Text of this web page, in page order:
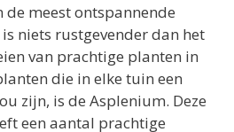
de meest ontspannende
is niets rustgevender dan het
van prachtige planten in
die in elke tuin een
zijn, is de Asplenium. Deze
een aantal prachtige